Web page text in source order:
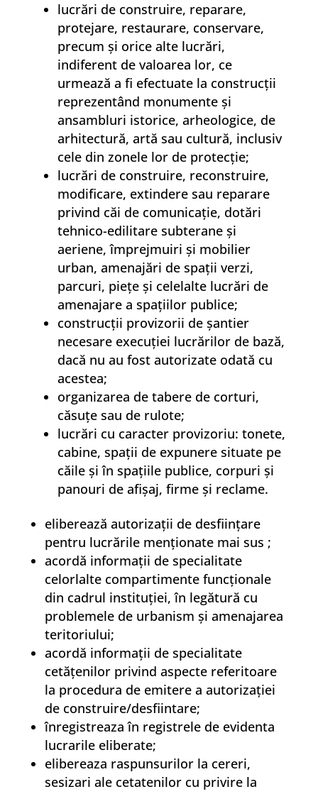
lucrări de construire, reparare,
protejare, restaurare, conservare,
precum şi orice alte lucrări,
indiferent de valoarea lor, ce
urmează a fi efectuate la construcţii
reprezentând monumente şi
ansambluri istorice, arheologice, de
arhitectură, artă sau cultură, inclusiv
cele din zonele lor de protecţie;
lucrări de construire, reconstruire,
modificare, extindere sau reparare
privind căi de comunicaţie, dotări
tehnico-edilitare subterane şi
aeriene, împrejmuiri şi mobilier
urban, amenajări de spaţii verzi,
parcuri, pieţe şi celelalte lucrări de
amenajare a spaţiilor publice;
construcţii provizorii de şantier
necesare execuţiei lucrărilor de bază,
dacă nu au fost autorizate odată cu
acestea;
organizarea de tabere de corturi,
căsuţe sau de rulote;
lucrări cu caracter provizoriu: tonete,
cabine, spaţii de expunere situate pe
căile şi în spaţiile publice, corpuri şi
panouri de afişaj, firme şi reclame.
eliberează autorizaţii de desfiinţare
pentru lucrările menţionate mai sus ;
acordă informaţii de specialitate
celorlalte compartimente funcţionale
din cadrul instituţiei, în legătură cu
problemele de urbanism şi amenajarea
teritoriului;
acordă informaţii de specialitate
cetăţenilor privind aspecte referitoare
la procedura de emitere a autorizaţiei
de construire/desfiintare;
înregistreaza în registrele de evidenta
lucrarile eliberate;
elibereaza raspunsurilor la cereri,
sesizari ale cetatenilor cu privire la